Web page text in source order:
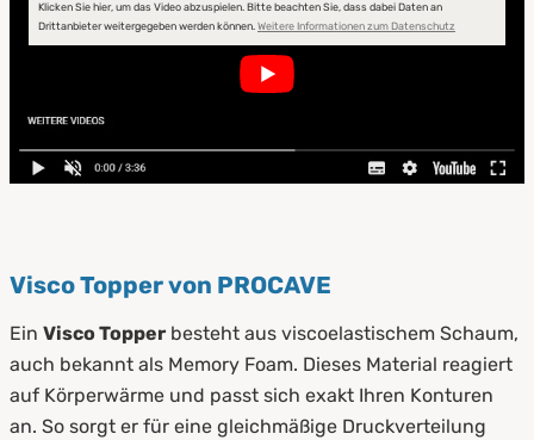
Klicken Sie hier, um das Video abzuspielen. Bitte beachten Sie, dass dabei Daten an
Drittanbieter weitergegeben werden können. Weitere Informationen zum Datenschutz
Visco Topper von PROCAVE
Ein Visco Topper besteht aus viscoelastischem Schaum,
auch bekannt als Memory Foam. Dieses Material reagiert
auf Körperwärme und passt sich exakt Ihren Konturen
an. So sorgt er für eine gleichmäßige Druckverteilung